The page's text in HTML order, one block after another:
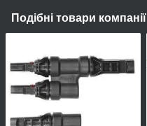
Подібні товари компанії